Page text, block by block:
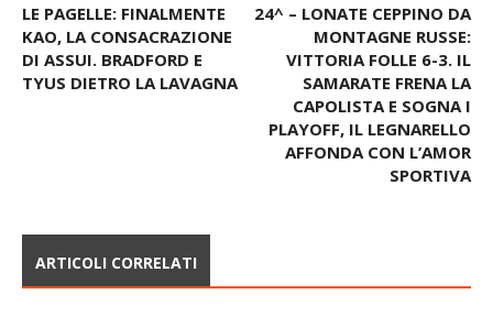
LE PAGELLE: FINALMENTE
KAO, LA CONSACRAZIONE
DI ASSUI. BRADFORD E
TYUS DIETRO LA LAVAGNA
24^ – LONATE CEPPINO DA
MONTAGNE RUSSE:
VITTORIA FOLLE 6-3. IL
SAMARATE FRENA LA
CAPOLISTA E SOGNA I
PLAYOFF, IL LEGNARELLO
AFFONDA CON L’AMOR
SPORTIVA
ARTICOLI CORRELATI